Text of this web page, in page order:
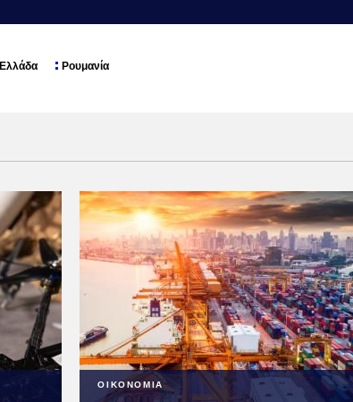
Ελλάδα Ρουμανία
ΟΙΚΟΝΟΜΙΑ